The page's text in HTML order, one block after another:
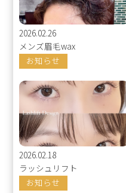
2026.02.26
メンズ眉毛wax
お知らせ
2026.02.18
ラッシュリフト
お知らせ